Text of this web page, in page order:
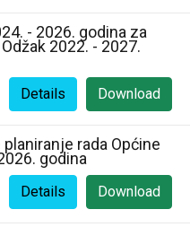
- 2026. godina za
2022. - 2027.
Download
Details
rada Općine
godina
Download
Details